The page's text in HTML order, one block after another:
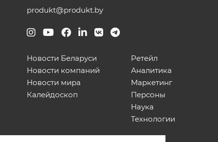
produkt@produkt.by
Новости Беларуси
Новости компаний
Новости мира
Калейдоскоп
Ретейл
Аналитика
Маркетинг
Персоны
Наука
Технологии